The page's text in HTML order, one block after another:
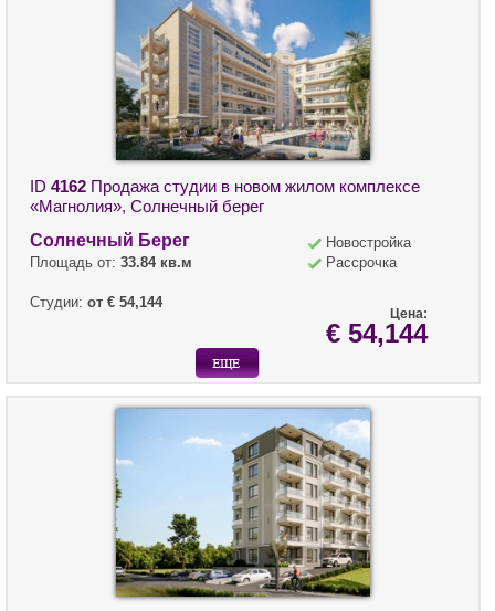
ID 4162 Продажа студии в новом жилом комплексе
«Магнолия», Солнечный берег
Солнечный Берег
Площадь от: 33.84 кв.м
Студии: от € 54,144
Новостройка
Рассрочка
Цена:
€ 54,144